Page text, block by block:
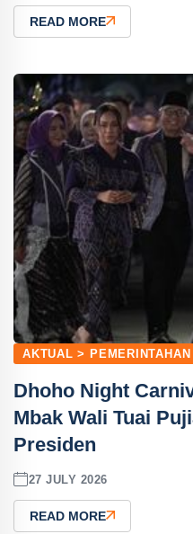
READ MORE
AKTUAL > PEMERINTAHAN
Dhoho Night
Mbak Wali Tuai
Presiden
27 JULY 2026
READ MORE